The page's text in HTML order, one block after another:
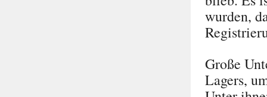
wurden,
Große
Lagers,